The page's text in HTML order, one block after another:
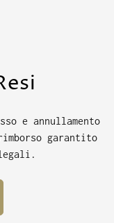
e annullamento
garantito